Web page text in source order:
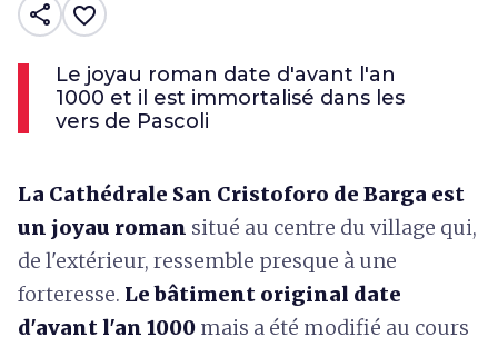
share favorite_border
Le joyau roman date d'avant l'an
1000 et il est immortalisé dans les
vers de Pascoli
La Cathédrale San Cristoforo de Barga est
un joyau roman situé au centre du village qui,
de l'extérieur, ressemble presque à une
forteresse. Le bâtiment original date
d'avant l'an 1000 mais a été modifié au cours